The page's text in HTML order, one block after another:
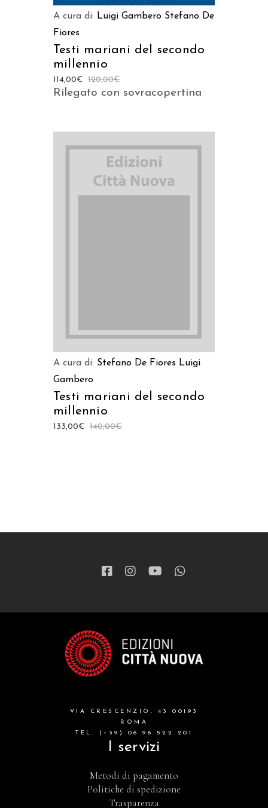
A cura di: Luigi Gambero Stefano De
Fiores
Testi mariani del secondo
millennio
120,00€
114,00€
Rilegato con sovracopertina
A cura di: Stefano De Fiores Luigi
Gambero
Testi mariani del secondo
millennio
140,00€
133,00€
VIA CRESCENZIO, 43 00193
ROMA
TEL. (+39) 06 96 522 201
I servizi
Metodi di pagamento
Politiche di spedizione
Trasparenza